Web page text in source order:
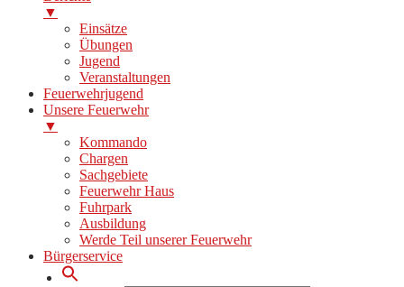
▼
Einsätze
Übungen
Jugend
Veranstaltungen
Feuerwehrjugend
Unsere Feuerwehr
▼
Kommando
Chargen
Sachgebiete
Feuerwehr Haus
Fuhrpark
Ausbildung
Werde Teil unserer Feuerwehr
Bürgerservice